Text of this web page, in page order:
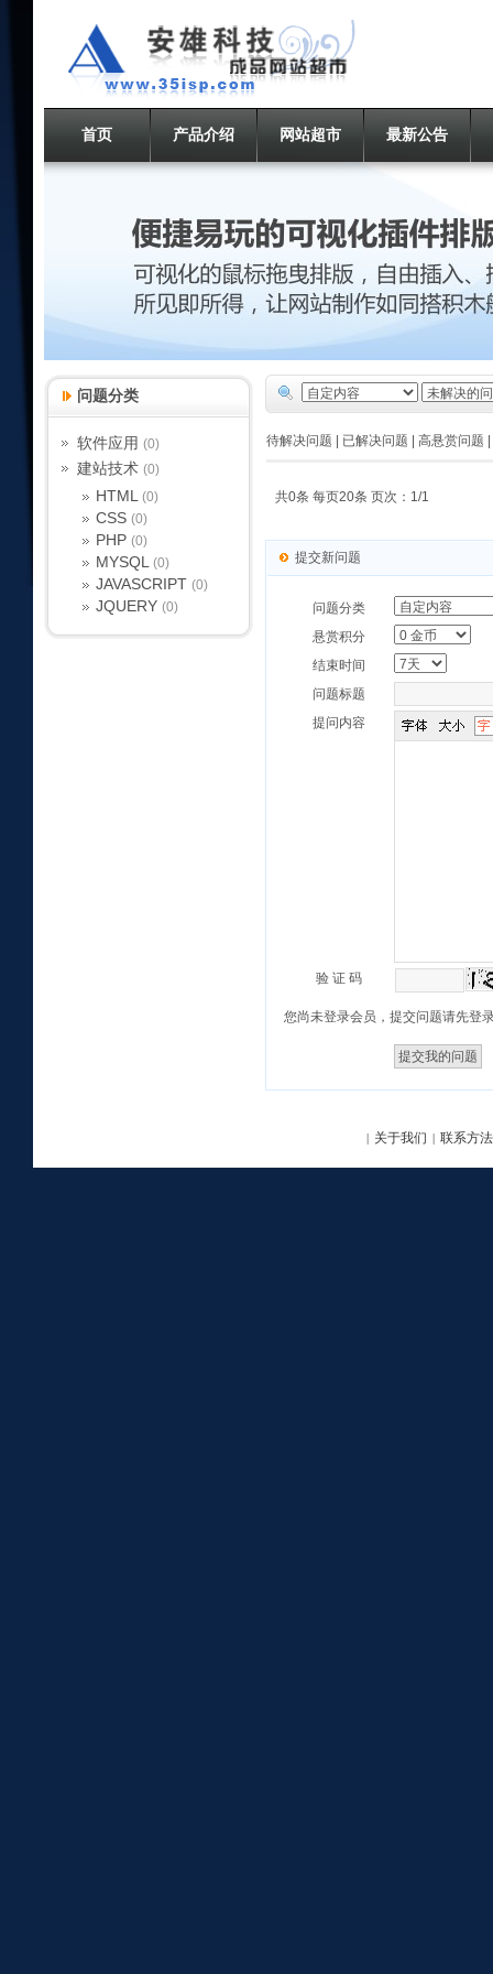
首页 产品介绍 网站超市 最新公告
问题分类
软件应用 (0)
建站技术 (0)
HTML (0)
CSS (0)
PHP (0)
MYSQL (0)
JAVASCRIPT (0)
JQUERY (0)
待解决问题 已解决问题 高悬赏问题
共0条 每页20条 页次：1/1
提交新问题
问题分类
悬赏积分
结束时间
问题标题
提问内容
验 证 码
您尚未登录会员，提交问题请先登
| 关于我们 | 联系方法